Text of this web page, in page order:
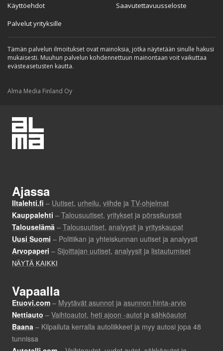
Käyttöehdot
Palvelut yrityksille
Saavutettavuusseloste
Tämän palvelun ilmoitukset ovat mainoksia, jotka näytetään sinulle hakusi
mukaisesti. Muuhun palvelun kohdennettuun mainontaan voit vaikuttaa
evästeasetusten kautta.
Alma Media Finland Oy